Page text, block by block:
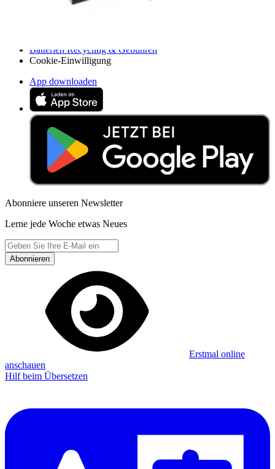
Batterien Recycling & Gebühren
Cookie-Einwilligung
App downloaden
Abonniere unseren Newsletter
Lerne jede Woche etwas Neues
Abonnieren
Erstmal online
anschauen
Hilf beim Übersetzen